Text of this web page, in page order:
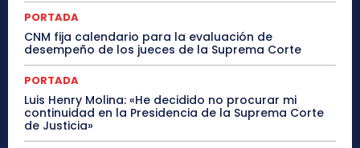
PORTADA
CNM fija calendario para la evaluación de
desempeño de los jueces de la Suprema Corte
PORTADA
Luis Henry Molina: «He decidido no procurar mi
continuidad en la Presidencia de la Suprema Corte
de Justicia»